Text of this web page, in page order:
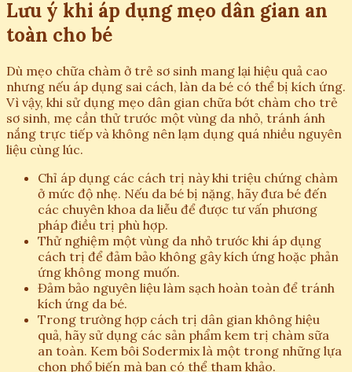
Lưu ý khi áp dụng mẹo dân gian an
toàn cho bé
Dù mẹo chữa chàm ở trẻ sơ sinh mang lại hiệu quả cao
nhưng nếu áp dụng sai cách, làn da bé có thể bị kích ứng.
Vì vậy, khi sử dụng mẹo dân gian chữa bớt chàm cho trẻ
sơ sinh, mẹ cần thử trước một vùng da nhỏ, tránh ánh
nắng trực tiếp và không nên lạm dụng quá nhiều nguyên
liệu cùng lúc.
Chỉ áp dụng các cách trị này khi triệu chứng chàm
ở mức độ nhẹ. Nếu da bé bị nặng, hãy đưa bé đến
các chuyên khoa da liễu để được tư vấn phương
pháp điều trị phù hợp.
Thử nghiệm một vùng da nhỏ trước khi áp dụng
cách trị để đảm bảo không gây kích ứng hoặc phản
ứng không mong muốn.
Đảm bảo nguyên liệu làm sạch hoàn toàn để tránh
kích ứng da bé.
Trong trường hợp cách trị dân gian không hiệu
quả, hãy sử dụng các sản phẩm kem trị chàm sữa
an toàn. Kem bôi Sodermix là một trong những lựa
chọn phổ biến mà bạn có thể tham khảo.